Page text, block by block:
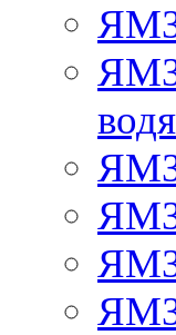
ЯМЗ
ЯМЗ
ЯМЗ
ЯМЗ